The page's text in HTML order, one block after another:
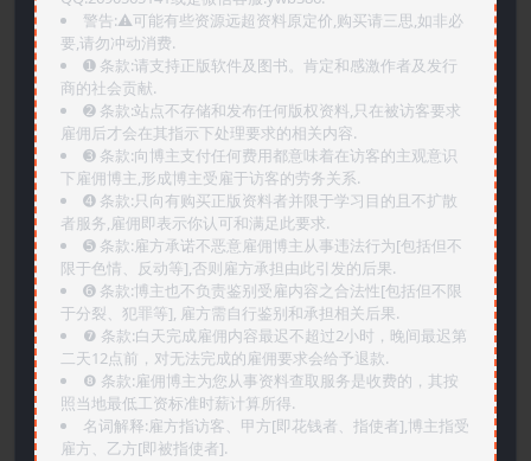
警告:⚠️可能有些资源远超资料原定价,购买请三思,如非必
要,请勿冲动消费.
➊️ 条款:请支持正版软件及图书。肯定和感激作者及发行
商的社会贡献.
➋️ 条款:站点不存储和发布任何版权资料,只在被访客要求
雇佣后才会在其指示下处理要求的相关内容.
➌️ 条款:向博主支付任何费用都意味着在访客的主观意识
下雇佣博主,形成博主受雇于访客的劳务关系.
➍️ 条款:只向有购买正版资料者并限于学习目的且不扩散
者服务,雇佣即表示你认可和满足此要求.
➎ 条款:雇方承诺不恶意雇佣博主从事违法行为[包括但不
限于色情、反动等],否则雇方承担由此引发的后果.
➏️ 条款:博主也不负责鉴别受雇内容之合法性[包括但不限
于分裂、犯罪等], 雇方需自行鉴别和承担相关后果.
❼ 条款:白天完成雇佣内容最迟不超过2小时，晚间最迟第
二天12点前，对无法完成的雇佣要求会给予退款.
❽ 条款:雇佣博主为您从事资料查取服务是收费的，其按
照当地最低工资标准时薪计算所得.
名词解释:雇方指访客、甲方[即花钱者、指使者],博主指受
雇方、乙方[即被指使者].